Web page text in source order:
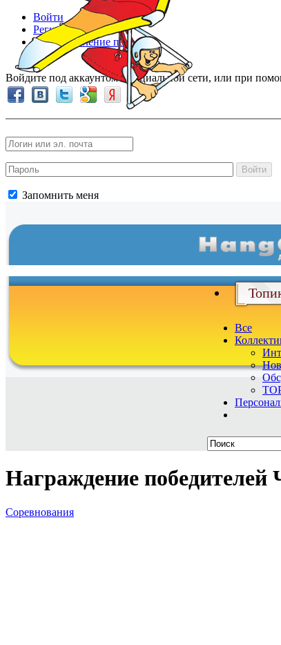
Войти
Регистрация
Восстановление пароля
Войдите под аккаунтом в социальной сети, или при
Войти
Запомнить меня
Все
Награждение
Соревнования